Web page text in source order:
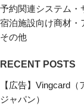
予約関連システム・
宿泊施設向け商材・
その他
RECENT POSTS
【広告】Vingcard
ジャパン）